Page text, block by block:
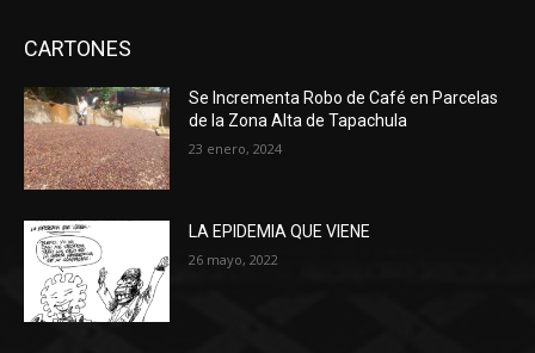
CARTONES
Se Incrementa Robo de Café en Parcelas
de la Zona Alta de Tapachula
23 enero, 2024
LA EPIDEMIA QUE VIENE
26 mayo, 2022